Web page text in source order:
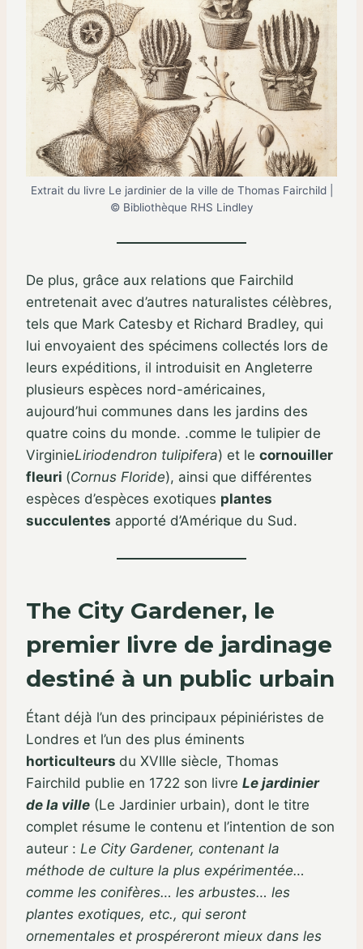
Extrait du livre Le jardinier de la ville de Thomas Fairchild |
© Bibliothèque RHS Lindley
De plus, grâce aux relations que Fairchild
entretenait avec d’autres naturalistes célèbres,
tels que Mark Catesby et Richard Bradley, qui
lui envoyaient des spécimens collectés lors de
leurs expéditions, il introduisit en Angleterre
plusieurs espèces nord-américaines,
aujourd’hui communes dans les jardins des
quatre coins du monde. .comme le tulipier de
VirginieLiriodendron tulipifera) et le cornouiller
fleuri (Cornus Floride), ainsi que différentes
espèces d’espèces exotiques plantes
succulentes apporté d’Amérique du Sud.
The City Gardener, le
premier livre de jardinage
destiné à un public urbain
Étant déjà l’un des principaux pépiniéristes de
Londres et l’un des plus éminents
horticulteurs du XVIIIe siècle, Thomas
Fairchild publie en 1722 son livre Le jardinier
de la ville (Le Jardinier urbain), dont le titre
complet résume le contenu et l’intention de son
auteur : Le City Gardener, contenant la
méthode de culture la plus expérimentée…
comme les conifères… les arbustes… les
plantes exotiques, etc., qui seront
ornementales et prospéreront mieux dans les